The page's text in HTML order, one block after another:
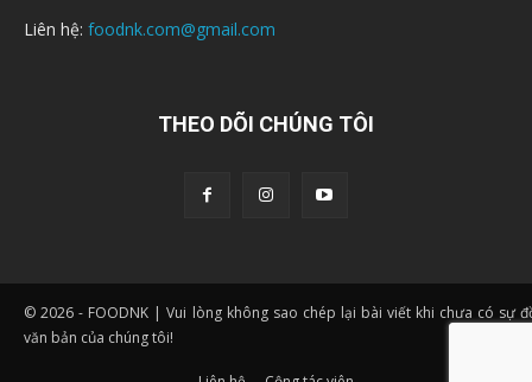
Liên hệ: foodnk.com@gmail.com
THEO DÕI CHÚNG TÔI
© 2026 - FOODNK | Vui lòng không sao chép lại bài viết khi chưa có sự
văn bản của chúng tôi!